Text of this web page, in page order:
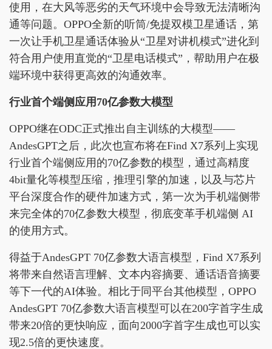
使用，在大风等恶劣的天气环境中会导致无法清晰沟
通等问题。OPPO全新的听筒/免提双模卫星通话，第
一次让手机卫星通话体验从“卫星对讲机模式”进化到
符合用户使用直觉的“卫星电话模式”，帮助用户在极
端环境中获得更高效的沟通效率。
行业首个端侧应用70亿参数大模型
OPPO继在ODC正式推出自主训练的大模型——
AndesGPT之后，此次也宣布将在Find X7系列上实现
行业首个端侧应用的70亿参数的模型，通过高精度
4bit量化等模型压缩，推理引擎的加速，以及与芯片
平台深度合作的硬件加速方式，第一次为手机端侧带
来完全体的70亿参数大模型，彻底变革手机端侧 AI
的使用方式。
得益于AndesGPT 70亿参数大语言模型，Find X7系列
将带来自然语言理解、文本内容摘要、通话语音摘要
等下一代的AI体验。相比于同平台其他模型，OPPO
AndesGPT 70亿参数大语言模型可以在200字首字生成
带来20倍的更快响应，面向2000字首字生成也可以实
现2.5倍的更快速度。